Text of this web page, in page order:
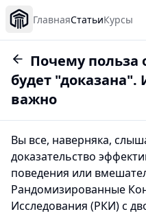
ГлавнаяСтатьиКурсы
Почему польза
будет "доказана".
важно
Вы все, наверняка,
доказательство
поведения или
Рандомизированные
Исследования (РКИ) с